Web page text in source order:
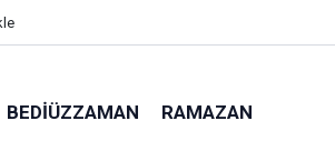
BEDIÜZZAMAN RAMAZAN